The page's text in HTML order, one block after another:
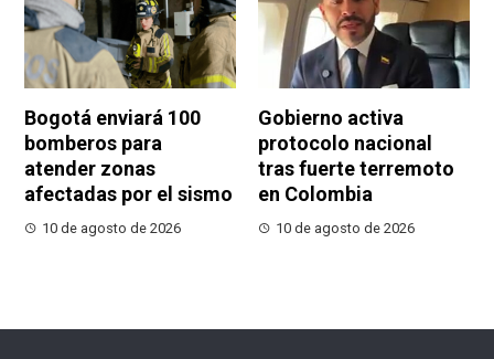
Bogotá enviará 100
bomberos para
atender zonas
afectadas por el sismo
10 de agosto de 2026
Gobierno activa
protocolo nacional
tras fuerte terremoto
en Colombia
10 de agosto de 2026